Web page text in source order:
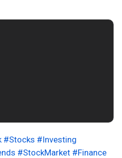
#Stocks #Investing
#StockMarket #Finance